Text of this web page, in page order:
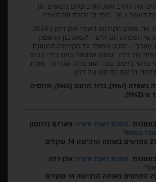
את החרב ואת הזהב שהם נושאים. אך
כאשר ג`וץ` בוגד בו ובורח עם השלל.
פסטיבל חיפה חוגג את שחקן הקולנוע האגדי אלן דלון (2024-
הפעולה הגדולים - "המערבון הראשון
- וסרט המעיד על הקריירה המגוונת
של דלון. "שמש אדומה" בוים בידי טרנס
סרטי ג'יימס בונד, ואורסולה אנדרס - נערת
בו את בת זוגו של דלון.
פילמוגרפיה: בודדה באפלה (1967), כדור הרעם (1965), מרוסיה
הטבת דאבל פיצ'ר: צארלס ברונסון
בגשם"
הטבת דאבל פיצ'ר: אלן דלון
"